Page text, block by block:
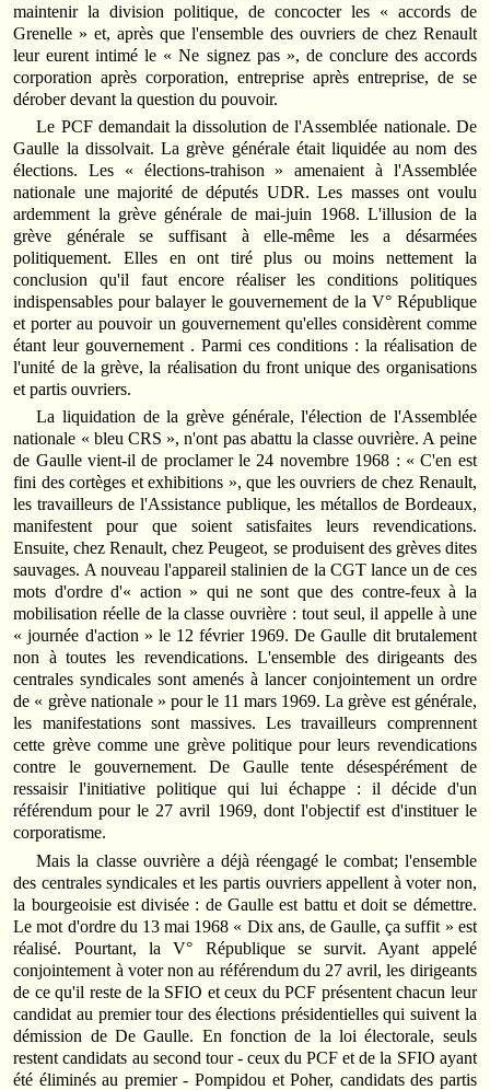
maintenir la division politique, de concocter les « accords de
Grenelle » et, après que l'ensemble des ouvriers de chez Renault
leur eurent intimé le « Ne signez pas », de conclure des accords
corporation après corporation, entreprise après entreprise, de se
dérober devant la question du pouvoir.
Le PCF demandait la dissolution de l'Assemblée nationale. De
Gaulle la dissolvait. La grève générale était liquidée au nom des
élections. Les « élections‑trahison » amenaient à l'Assemblée
nationale une majorité de députés UDR. Les masses ont voulu
ardemment la grève générale de mai-juin 1968. L'illusion de la
grève générale se suffisant à elle‑même les a désarmées
politiquement. Elles en ont tiré plus ou moins nettement la
conclusion qu'il faut encore réaliser les conditions politiques
indispensables pour balayer le gouvernement de la V° République
et porter au pouvoir un gouvernement qu'elles considèrent comme
étant leur gouvernement . Parmi ces conditions : la réalisation de
l'unité de la grève, la réalisation du front unique des organisations
et partis ouvriers.
La liquidation de la grève générale, l'élection de l'Assemblée
nationale « bleu CRS », n'ont pas abattu la classe ouvrière. A peine
de Gaulle vient‑il de proclamer le 24 novembre 1968 : « C'en est
fini des cortèges et exhibitions », que les ouvriers de chez Renault,
les travailleurs de l'Assistance publique, les métallos de Bordeaux,
manifestent pour que soient satisfaites leurs revendications.
Ensuite, chez Renault, chez Peugeot, se produisent des grèves dites
sauvages. A nouveau l'appareil stalinien de la CGT lance un de ces
mots d'ordre d'« action » qui ne sont que des contre‑feux à la
mobilisation réelle de la classe ouvrière : tout seul, il appelle à une
« journée d'action » le 12 février 1969. De Gaulle dit brutalement
non à toutes les revendications. L'ensemble des dirigeants des
centrales syndicales sont amenés à lancer conjointement un ordre
de « grève nationale » pour le 11 mars 1969. La grève est générale,
les manifestations sont massives. Les travailleurs comprennent
cette grève comme une grève politique pour leurs revendications
contre le gouvernement. De Gaulle tente désespérément de
ressaisir l'initiative politique qui lui échappe : il décide d'un
référendum pour le 27 avril 1969, dont l'objectif est d'instituer le
corporatisme.
Mais la classe ouvrière a déjà réengagé le combat; l'ensemble
des centrales syndicales et les partis ouvriers appellent à voter non,
la bourgeoisie est divisée : de Gaulle est battu et doit se démettre.
Le mot d'ordre du 13 mai 1968 « Dix ans, de Gaulle, ça suffit » est
réalisé. Pourtant, la V° République se survit. Ayant appelé
conjointement à voter non au référendum du 27 avril, les dirigeants
de ce qu'il reste de la SFIO et ceux du PCF présentent chacun leur
candidat au premier tour des élections présidentielles qui suivent la
démission de De Gaulle. En fonction de la loi électorale, seuls
restent candidats au second tour ‑ ceux du PCF et de la SFIO ayant
été éliminés au premier ‑ Pompidou et Poher, candidats des partis